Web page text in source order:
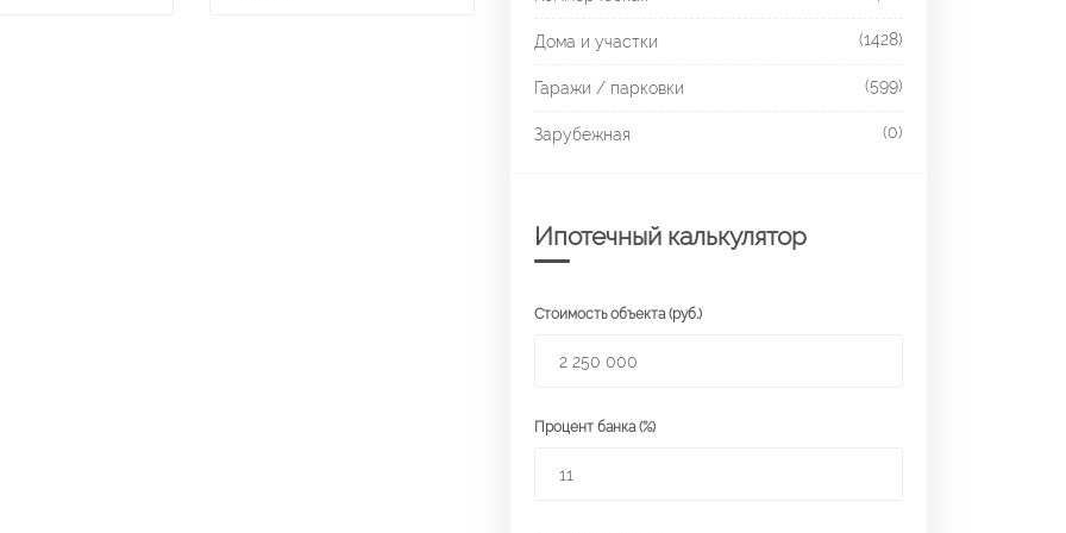
Дома и участки (1428)
Гаражи / парковки (599)
Зарубежная (0)
Ипотечный калькулятор
Стоимость объекта (руб.)
Процент банка (%)